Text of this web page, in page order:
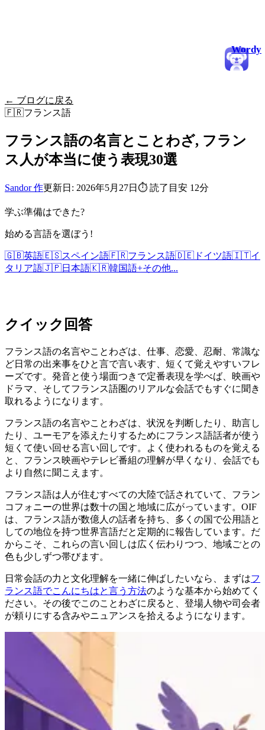
Wordy
← ブログに戻る
🇫🇷フランス語
フランス語の名言とことわざ, フラン
ス人が本当に使う表現30選
Sandor 作更新日: 2026年5月27日 ⏱ 読了目安 12分
学ぶ準備はできた?
始める言語を選ぼう!
🇬🇧英語🇪🇸スペイン語🇫🇷フランス語🇩🇪 ドイツ語🇮🇹イ
タリア語🇯🇵日本語🇰🇷韓国語+その他...
クイック回答
フランス語の名言やことわざは、仕事、恋愛、忍耐、常識な
ど日常の出来事をひと言で言い表す、短くて覚えやすいフレ
ーズです。発音と使う場面つきで定番表現を学べば、映画や
ドラマ、そしてフランス語圏のリアルな会話でもすぐに聞き
取れるようになります。
フランス語の名言やことわざは、状況を判断したり、助言し
たり、ユーモアを添えたりするためにフランス語話者が使う
短くて使い回せる言い回しです。よく使われるものを覚える
と、フランス映画やテレビ番組の理解が早くなり、会話でも
より自然に聞こえます。
フランス語は人が住むすべての大陸で話されていて、フラン
コフォニーの世界は数十の国と地域に広がっています。OIF
は、フランス語が数億人の話者を持ち、多くの国で公用語と
しての地位を持つ世界言語だと定期的に報告しています。だ
からこそ、これらの言い回しは広く伝わりつつ、地域ごとの
色も少しずつ帯びます。
日常会話の力と文化理解を一緒に伸ばしたいなら、まずはフ
ランス語でこんにちはと言う方法のような基本から始めてく
ださい。その後でこのことわざに戻ると、登場人物や司会者
が頼りにする含みやニュアンスを拾えるようになります。